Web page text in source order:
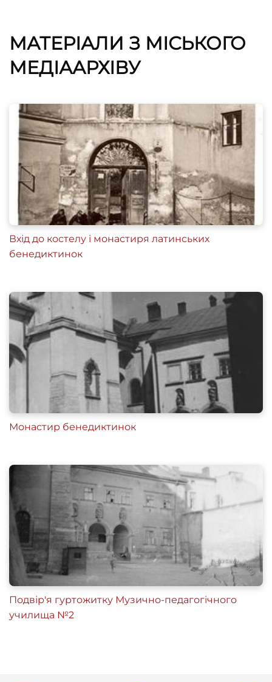
МАТЕРІАЛИ З МІСЬКОГО
МЕДІААРХІВУ
Вхід до костелу і монастиря латинських
бенедиктинок
Монастир бенедиктинок
Подвір'я гуртожитку Музично-педагогічного
училища №2